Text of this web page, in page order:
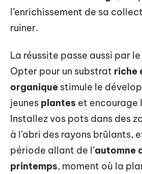
l’enrichissement de sa
ruiner.
La réussite passe aussi par
Opter pour un substrat riche
organique stimule le
jeunes plantes et encourage
Installez vos pots dans des
à l’abri des rayons brûlants,
période allant de l’automne
printemps, moment où la